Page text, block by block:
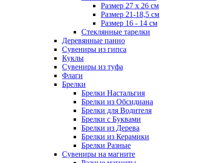
Размер 27 х 26 см
Размер 21-18,5 см
Размер 16 - 14 см
Стеклянные тарелки
Деревянные панно
Сувениры из гипса
Куклы
Сувениры из туфа
Флаги
Брелки
Брелки Настальгия
Брелки из Обсидиана
Брелки для Водителя
Брелки с Буквами
Брелки из Дерева
Брелки из Керамики
Брелки Разные
Сувениры на магните